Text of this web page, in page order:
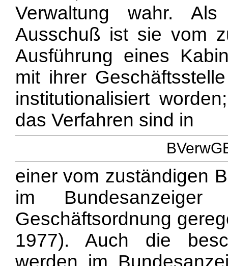
Verwaltung wahr. Als
Ausschuß ist sie vom
Ausführung eines
mit ihrer
institutionalisiert
das Verfahren sind in
einer vom zuständigen
im Bundesanzeiger
Geschäftsordnung
1977). Auch die
werden im